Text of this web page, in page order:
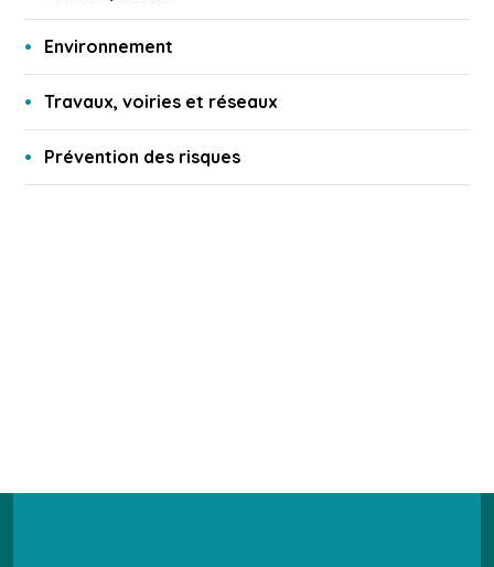
Environnement
Travaux, voiries et réseaux
Prévention des risques